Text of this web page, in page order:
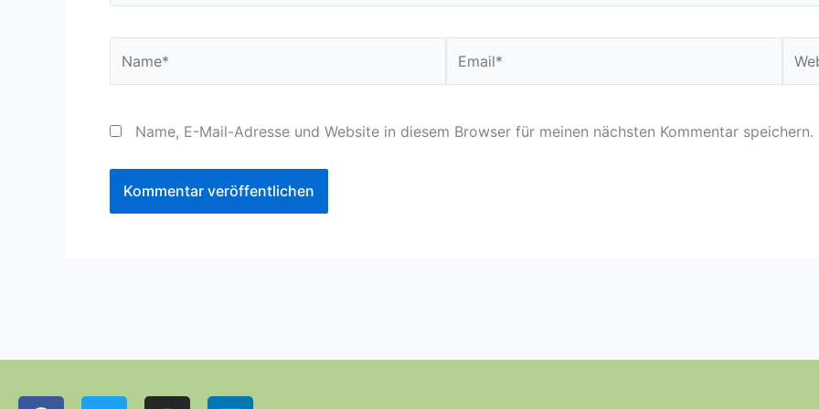
Name, E-Mail-Adresse und Website in diesem Browser für meinen nächsten Kommentar speichern.